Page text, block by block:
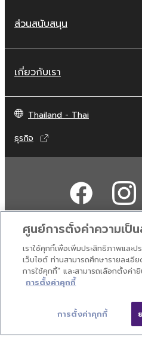
ส่วนสนับสนุน
เกี่ยวกับเรา
Thailand - Thai
ธุรกิจ
ติดต่อเราเงื่อนไขการ
นโยบา
© Yamaha
ศูนย์การตั้งค่าความเป็
เราใช้คุกกี้เพื่อเพิ่มประสิทธิภาพและ
เว็บไซต์ ท่านสามารถศึกษารายละเอี
การใช้คุกกี้” และสามารถเลือกตั้งค่
การตั้งค่าคุกกี้
การตั้งค่าคุกกี้